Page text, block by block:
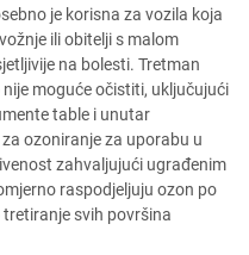
je korisna za vozila koja
ili obitelji s malom
na bolesti. Tretman
moguće očistiti, uključujući
table i unutar
ozoniranje za uporabu u
zahvaljujući ugrađenim
raspodjeljuju ozon po
svih površina